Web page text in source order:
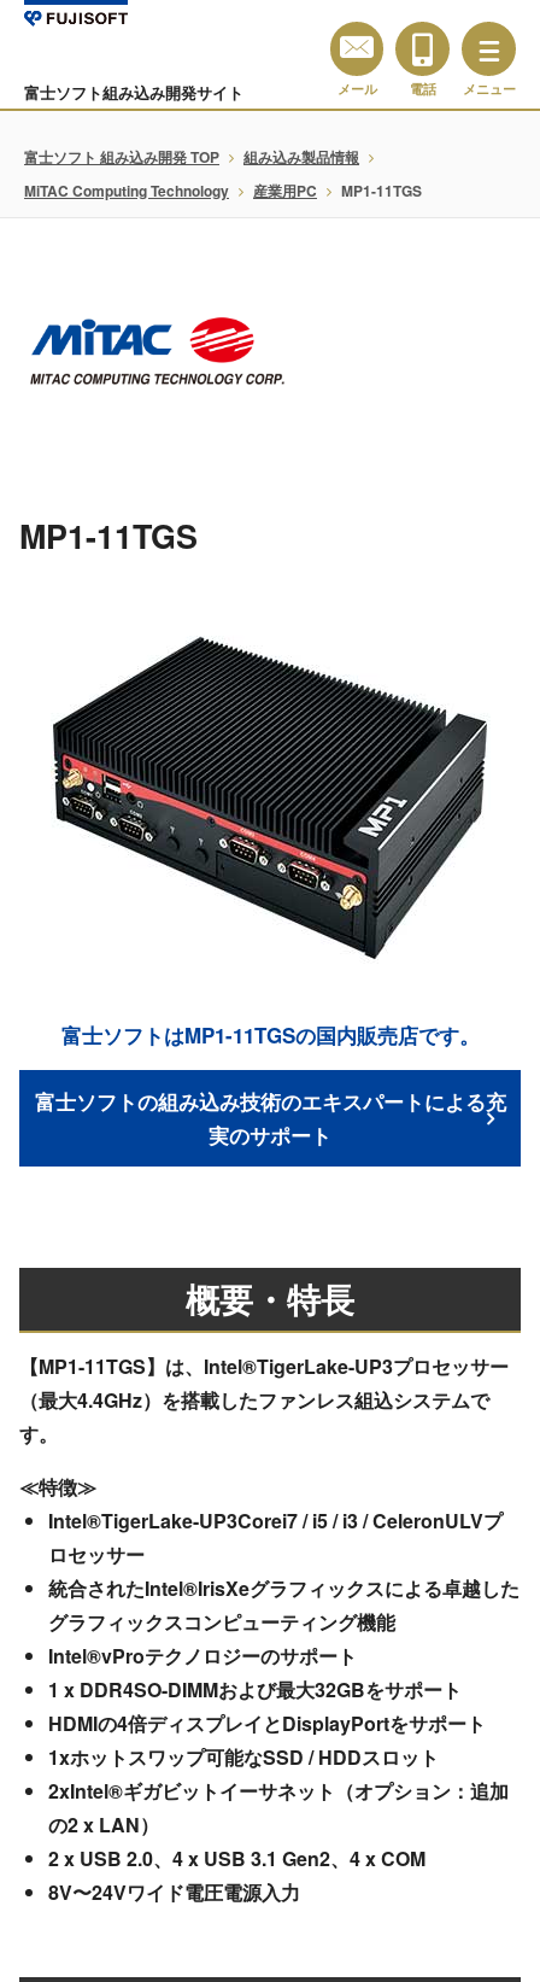
富士ソフト組み込み開発サイト メール 電話 メニュー
富士ソフト 組み込み開発 TOP
組み込み製品情報
MiTAC Computing Technology
産業用PC MP1-11TGS
MP1-11TGS
富士ソフトはMP1-11TGSの国内販売店です。
富士ソフトの組み込み技術のエキスパートによる充
実のサポート
概要・特長
【MP1-11TGS】は、Intel®TigerLake-UP3プロセッサー
（最大4.4GHz）を搭載したファンレス組込システムで
す。
≪特徴≫
Intel®TigerLake-UP3Corei7 / i5 / i3 / CeleronULVプ
ロセッサー
統合されたIntel®IrisXeグラフィックスによる卓越した
グラフィックスコンピューティング機能
Intel®vProテクノロジーのサポート
1 x DDR4SO-DIMMおよび最大32GBをサポート
HDMIの4倍ディスプレイとDisplayPortをサポート
1xホットスワップ可能なSSD / HDDスロット
2xIntel®ギガビットイーサネット（オプション：追加
の2 x LAN）
2 x USB 2.0、4 x USB 3.1 Gen2、4 x COM
8V〜24Vワイド電圧電源入力